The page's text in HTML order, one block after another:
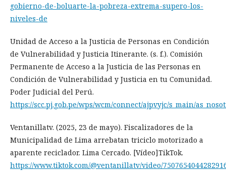
gobierno-de-boluarte-la-pobreza-extrema-supero-los-
niveles-de
Unidad de Acceso a la Justicia de Personas en Condición
de Vulnerabilidad y Justicia Itinerante. (s. f.). Comisión
Permanente de Acceso a la Justicia de las Personas en
Condición de Vulnerabilidad y Justicia en tu Comunidad.
Poder Judicial del Perú.
https://scc.pj.gob.pe/wps/wcm/connect/ajpvyjc/s_main/
Ventanillatv. (2025, 23 de mayo). Fiscalizadores de la
Municipalidad de Lima arrebatan triciclo motorizado a
aparente reciclador. Lima Cercado. [Vídeo]TikTok.
https://www.tiktok.com/@ventanillatv/video/